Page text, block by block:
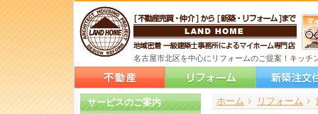
名古屋市北区を中心にリフォームのご提案！キッ
ホーム
> リフォーム
>
>
サービスのご案内